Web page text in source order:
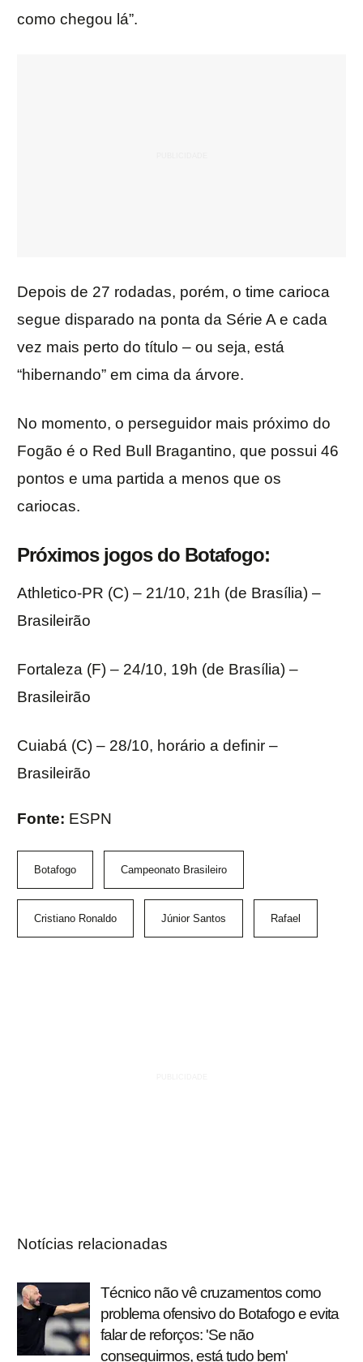
como chegou lá”.
Depois de 27 rodadas, porém, o time carioca
segue disparado na ponta da Série A e cada
vez mais perto do título – ou seja, está
“hibernando” em cima da árvore.
No momento, o perseguidor mais próximo do
Fogão é o Red Bull Bragantino, que possui 46
pontos e uma partida a menos que os
cariocas.
Próximos jogos do Botafogo:
Athletico-PR (C) – 21/10, 21h (de Brasília) –
Brasileirão
Fortaleza (F) – 24/10, 19h (de Brasília) –
Brasileirão
Cuiabá (C) – 28/10, horário a definir –
Brasileirão
Fonte: ESPN
Botafogo Campeonato Brasileiro
Cristiano Ronaldo Júnior Santos Rafael
Notícias relacionadas
Técnico não vê cruzamentos como
problema ofensivo do Botafogo e evita
falar de reforços: 'Se não
conseguirmos, está tudo bem'